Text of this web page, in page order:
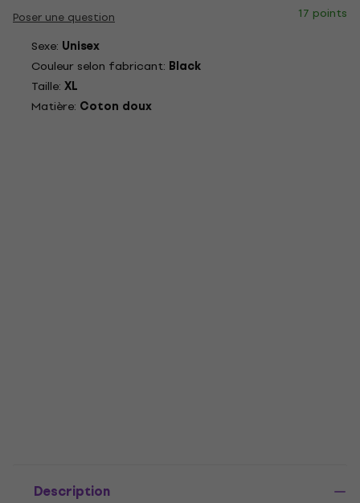
Poser une question
17 points
Sexe: Unisex
Couleur selon fabricant: Black
Taille: XL
Matière: Coton doux
Description